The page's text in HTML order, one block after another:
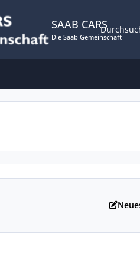
SAAB CARS
Die Saab Gemeinschaft